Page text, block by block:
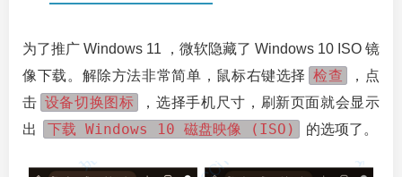
为了推广 Windows 11 ，微软隐藏了 Windows 10 ISO 镜
像下载。解除方法非常简单，鼠标右键选择 检查
，点
击 设备切换图标
，选择手机尺寸，刷新页面就会显示
出
下载 Windows 10 磁盘映像 (ISO) 的选项了。